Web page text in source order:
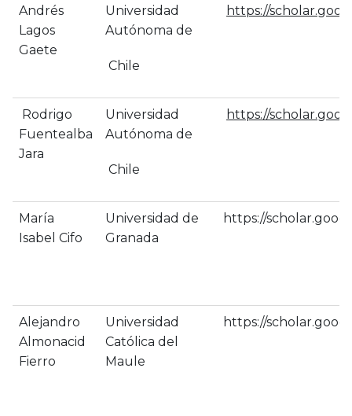
Andrés
Lagos
Gaete
Universidad
Autónoma de
Chile
https://
Rodrigo
Fuentealba
Jara
Universidad
Autónoma de
Chile
https://
María
Isabel Cifo
Universidad de
Granada
https://
Alejandro
Almonacid
Fierro
Universidad
Católica del
Maule
https://